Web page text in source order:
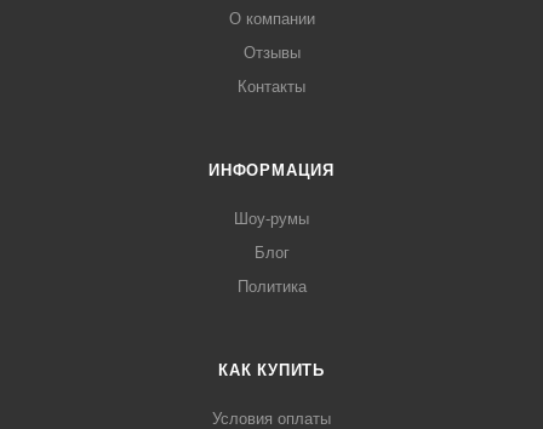
О компании
Отзывы
Контакты
ИНФОРМАЦИЯ
Шоу-румы
Блог
Политика
КАК КУПИТЬ
Условия оплаты